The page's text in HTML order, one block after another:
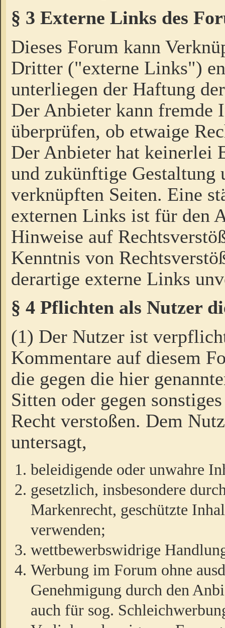
§ 3 Externe Links des
Dieses Forum kann
Dritter ("externe Links")
unterliegen der Haftung
Der Anbieter kann fremde
überprüfen, ob etwaige
Der Anbieter hat keinerlei
und zukünftige Gestaltung
verknüpften Seiten. Eine
externen Links ist für den
Hinweise auf
Kenntnis von
derartige externe Links
§ 4 Pflichten als Nutzer
(1) Der Nutzer ist
Kommentare auf diesem
die gegen die hier
Sitten oder gegen
Recht verstoßen. Dem
untersagt,
beleidigende oder unwahre
gesetzlich, insbesondere
Markenrecht, geschützte
verwenden;
wettbewerbswidrige
Werbung im Forum ohne
Genehmigung durch den
auch für sog.